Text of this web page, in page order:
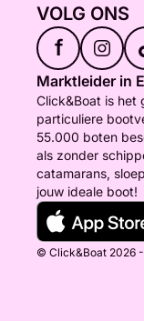
VOLG ONS
f
Marktleider in
Click&Boat is het
particuliere
55.000 boten
als zonder
catamarans,
jouw ideale boot!
© Click&Boat 2026